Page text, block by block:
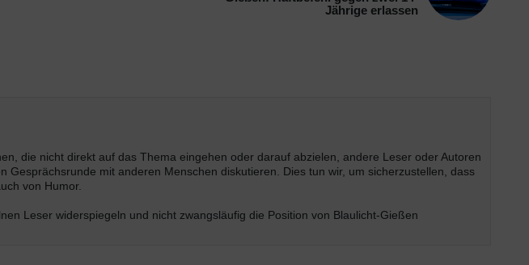
Jährige erlassen
die nicht direkt auf das Thema eingehen oder darauf abzielen, andere Leser oder Autoren
mit anderen Menschen diskutieren. Dies tun wir, um sicherzustellen, dass
von Humor.
Leser widerspiegeln und nicht zwangsläufig die Position von Blaulicht-Gießen